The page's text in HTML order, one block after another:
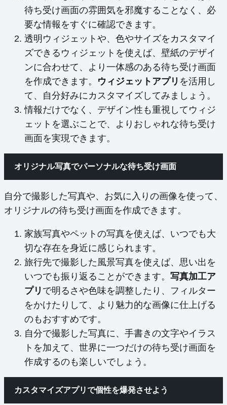
待ち受け画面の雰囲気を邪魔することなく、必
要な情報をすぐに確認できます。
透明ウィジェットや、色やサイズをカスタマイ
ズできるウィジェットを使えば、壁紙のデザイ
ンに合わせて、より一体感のある待ち受け画面
を作成できます。 ウィジェットアプリ を活用し
て、自分好みにカスタマイズしてみましょう。
情報だけでなく、デザイン性も重視してウィジ
ェットを選ぶことで、よりおしゃれな待ち受け
画面を実現できます。
オリジナル写真でパーソナルな待ち受け画面
自分で撮影した写真や、お気に入りの画像を使って、
オリジナルの待ち受け画面を作成できます。
家族写真やペットの写真を使えば、いつでも大
切な存在を身近に感じられます。
旅行先で撮影した風景写真を使えば、思い出を
いつでも振り返ることができます。 写真加工ア
プリ で明るさや色味を調整したり、フィルター
をかけたりして、より魅力的な画像に仕上げる
のもおすすめです。
自分で撮影した写真に、手書きの文字やイラス
トを加えて、世界に一つだけの待ち受け画面を
作成するのも楽しいでしょう。
カスタマイズアプリで個性を爆発させよう